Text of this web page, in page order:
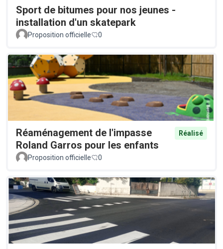
Sport de bitumes pour nos jeunes -
installation d'un skatepark
Proposition officielle 0
Réaménagement de l'impasse
Roland Garros pour les enfants
Réalisé
Proposition officielle 0